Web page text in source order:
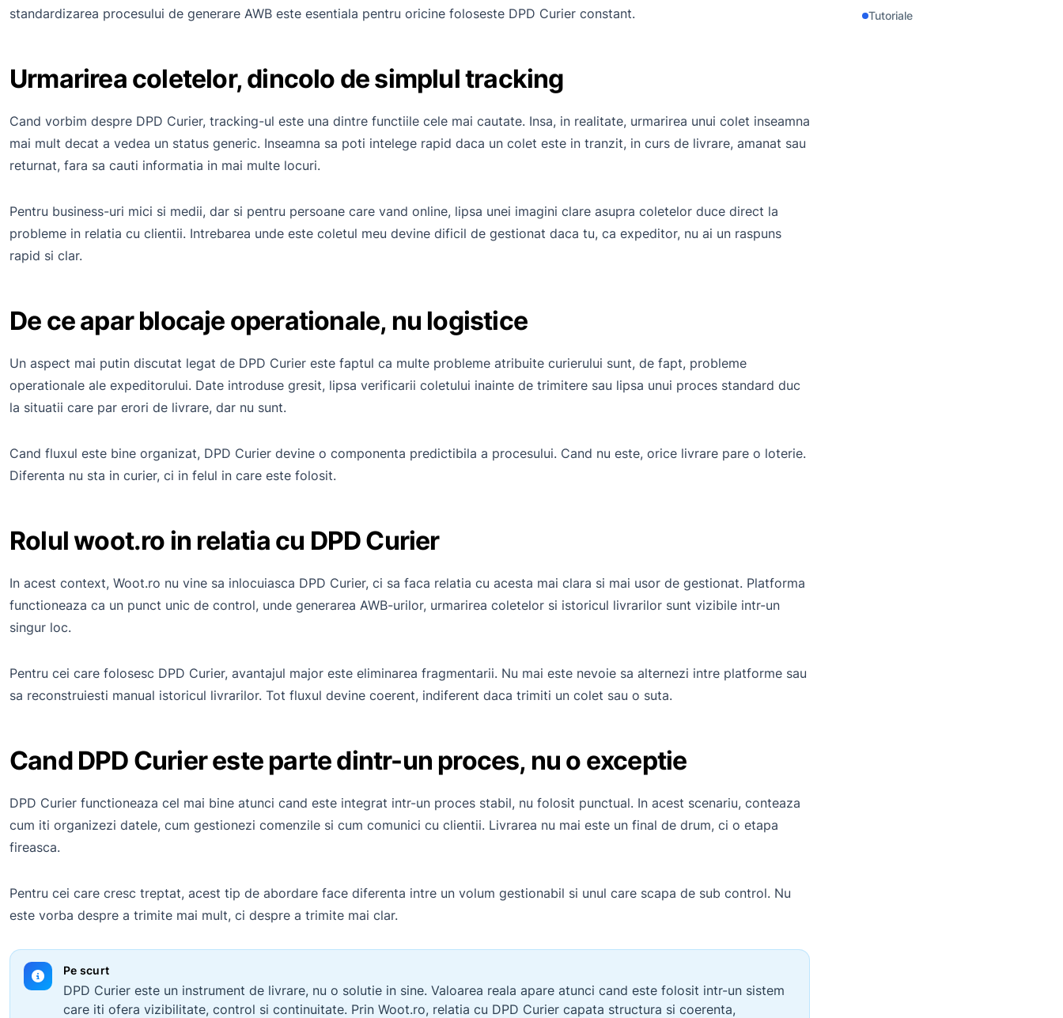
standardizarea procesului de generare AWB este esentiala pentru oricine foloseste DPD Curier constant.
Urmarirea coletelor, dincolo de simplul tracking
Cand vorbim despre DPD Curier, tracking-ul este una dintre functiile cele mai cautate. Insa, in realitate, urmarirea unui colet inseamna
mai mult decat a vedea un status generic. Inseamna sa poti intelege rapid daca un colet este in tranzit, in curs de livrare, amanat sau
returnat, fara sa cauti informatia in mai multe locuri.
Pentru business-uri mici si medii, dar si pentru persoane care vand online, lipsa unei imagini clare asupra coletelor duce direct la
probleme in relatia cu clientii. Intrebarea unde este coletul meu devine dificil de gestionat daca tu, ca expeditor, nu ai un raspuns
rapid si clar.
De ce apar blocaje operationale, nu logistice
Un aspect mai putin discutat legat de DPD Curier este faptul ca multe probleme atribuite curierului sunt, de fapt, probleme
operationale ale expeditorului. Date introduse gresit, lipsa verificarii coletului inainte de trimitere sau lipsa unui proces standard duc
la situatii care par erori de livrare, dar nu sunt.
Cand fluxul este bine organizat, DPD Curier devine o componenta predictibila a procesului. Cand nu este, orice livrare pare o loterie.
Diferenta nu sta in curier, ci in felul in care este folosit.
Rolul woot.ro in relatia cu DPD Curier
In acest context, Woot.ro nu vine sa inlocuiasca DPD Curier, ci sa faca relatia cu acesta mai clara si mai usor de gestionat. Platforma
functioneaza ca un punct unic de control, unde generarea AWB-urilor, urmarirea coletelor si istoricul livrarilor sunt vizibile intr-un
singur loc.
Pentru cei care folosesc DPD Curier, avantajul major este eliminarea fragmentarii. Nu mai este nevoie sa alternezi intre platforme sau
sa reconstruiesti manual istoricul livrarilor. Tot fluxul devine coerent, indiferent daca trimiti un colet sau o suta.
Cand DPD Curier este parte dintr-un proces, nu o exceptie
DPD Curier functioneaza cel mai bine atunci cand este integrat intr-un proces stabil, nu folosit punctual. In acest scenariu, conteaza
cum iti organizezi datele, cum gestionezi comenzile si cum comunici cu clientii. Livrarea nu mai este un final de drum, ci o etapa
fireasca.
Pentru cei care cresc treptat, acest tip de abordare face diferenta intre un volum gestionabil si unul care scapa de sub control. Nu
este vorba despre a trimite mai mult, ci despre a trimite mai clar.
Pe scurt
DPD Curier este un instrument de livrare, nu o solutie in sine. Valoarea reala apare atunci cand este folosit intr-un sistem
care iti ofera vizibilitate, control si continuitate. Prin Woot.ro, relatia cu DPD Curier capata structura si coerenta,
Tutoriale